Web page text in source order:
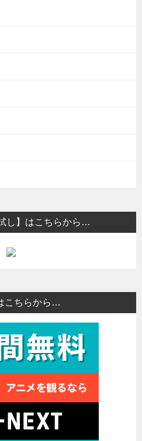
し】はこちらから…
こちらから…